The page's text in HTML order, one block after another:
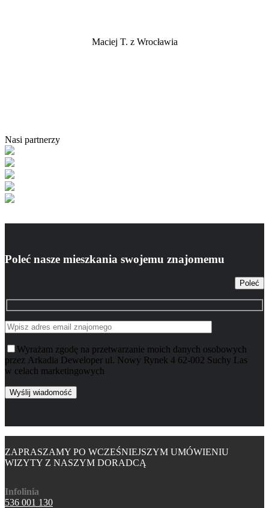
Maciej T. z Wrocławia
Nasi partnerzy
Poleć nasze mieszkania swojemu znajomemu
Poleć
Wyrażam zgodę na przetwarzanie moich danych osobowych
przez Arkadia Deweloper ul. Nowy Rynek 4 62-002 Suchy Las
w celach marketingowych
ZAPRASZAMY PO WCZEŚNIEJSZYM UMÓWIENIU
WIZYTY Z NASZYM DORADCĄ
Infolinia
536 001 130